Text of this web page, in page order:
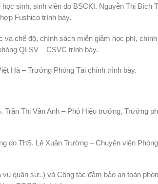
sinh, sinh viên do BSCKI. Nguyễn Thị Bích
Fushico trình bày.
chế độ, chính sách miễn giảm học phí,
QLSV – CSVC trình bày.
Hà – Trưởng Phòng Tài chính trình bày.
Trần Thị Vân Anh – Phó Hiệu trưởng, Trưởng
do ThS. Lê Xuân Trường – Chuyên viên
quân sự..) và Công tác đảm bảo an toàn